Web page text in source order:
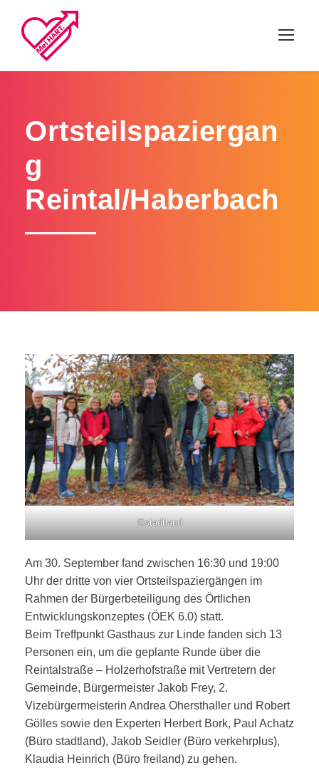
Ortsteilspaziergan
g
Reintal/Haberbach
©stadtland
Am 30. September fand zwischen 16:30 und 19:00
Uhr der dritte von vier Ortsteilspaziergängen im
Rahmen der Bürgerbeteiligung des Örtlichen
Entwicklungskonzeptes (ÖEK 6.0) statt.
Beim Treffpunkt Gasthaus zur Linde fanden sich 13
Personen ein, um die geplante Runde über die
Reintalstraße – Holzerhofstraße mit Vertretern der
Gemeinde, Bürgermeister Jakob Frey, 2.
Vizebürgermeisterin Andrea Ohersthaller und Robert
Gölles sowie den Experten Herbert Bork, Paul Achatz
(Büro stadtland), Jakob Seidler (Büro verkehrplus),
Klaudia Heinrich (Büro freiland) zu gehen.